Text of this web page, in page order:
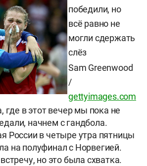
победили, но
всё равно не
могли сдержать
слёз
Sam Greenwood
/
gettyimages.com
где в этот вечер мы пока не
начнем с гандбола.
России в четыре утра пятницы
на полуфинал с Норвегией.
но это была схватка.